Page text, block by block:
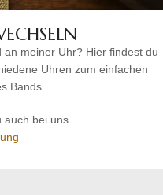
meiner Uhr? Hier findest du
Uhren zum einfachen
Bands.
auch bei uns.